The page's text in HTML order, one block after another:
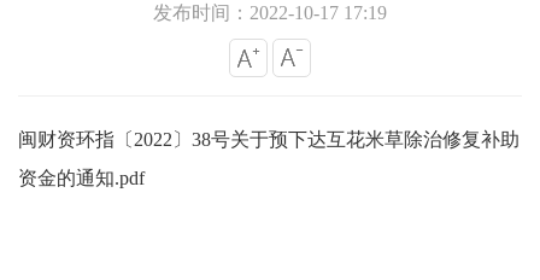
发布时间：2022-10-17 17:19
闽财资环指〔2022〕38号关于预下达互花米草除治修复补助
资金的通知.pdf